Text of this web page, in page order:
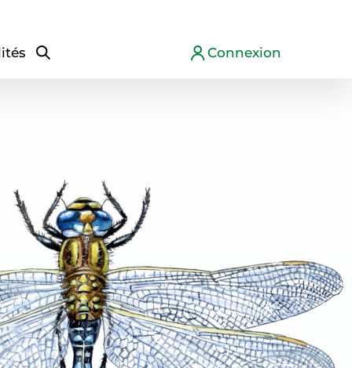
Connexion